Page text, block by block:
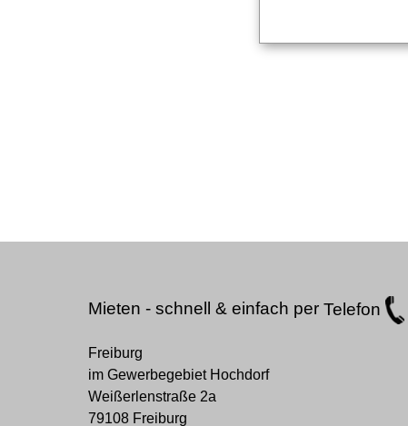
Mieten - schnell & einfach per Telefon
Freiburg
im Gewerbegebiet Hochdorf
Weißerlenstraße 2a
79108 Freiburg